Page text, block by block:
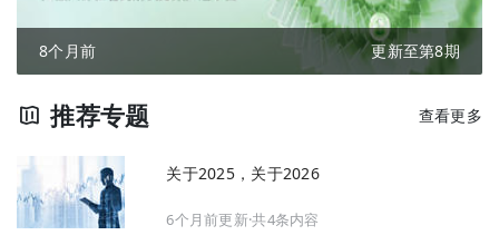
8个月前 更新至第8期
推荐专题 查看更多
关于2025，关于2026
6个月前更新·共4条内容